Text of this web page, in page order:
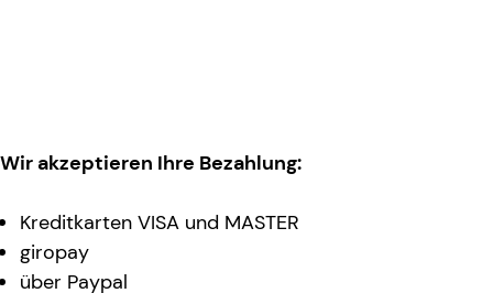
Wir akzeptieren Ihre Bezahlung:
Kreditkarten VISA und MASTER
giropay
über Paypal